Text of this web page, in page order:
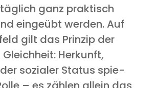
ganz prak­tisch
ein­ge­übt wer­den. Auf
gilt das Prin­zip der
Her­kunft,
sozia­ler Sta­tus spie­